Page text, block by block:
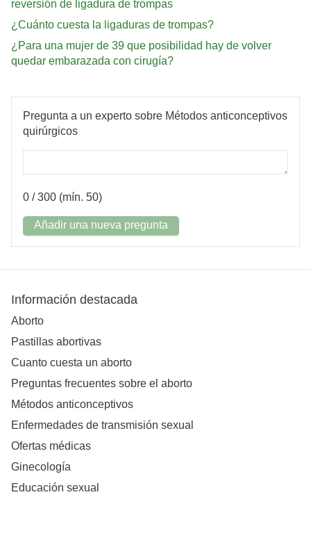
reversión de ligadura de trompas
¿Cuánto cuesta la ligaduras de trompas?
¿Para una mujer de 39 que posibilidad hay de volver
quedar embarazada con cirugía?
Pregunta a un experto sobre Métodos anticonceptivos
quirúrgicos
0 / 300 (mín. 50)
Añadir una nueva pregunta
Información destacada
Aborto
Pastillas abortivas
Cuanto cuesta un aborto
Preguntas frecuentes sobre el aborto
Métodos anticonceptivos
Enfermedades de transmisión sexual
Ofertas médicas
Ginecología
Educación sexual